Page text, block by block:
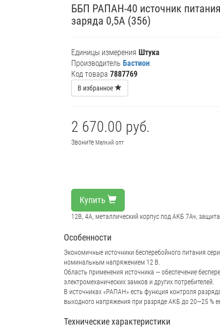
ББП РАПАН-40 источник
заряда 0,5А (356)
Единицы измерения Штука
Производитель Бастион
Код товара 7887769
В избранное
2 670.00 руб.
Звоните Мелкий опт
Купить
12В, 4А, металлический корпус под АКБ 7Ач,
Особенности
Экономичные источники бесперебойного питания
номинальным напряжением 12 В.
Область применения источника — обеспечение
электромеханических замков и других потребителей.
В источниках «РАПАН» есть функция контроля
выходного напряжения при разряде АКБ до 20—25 %
Технические характеристики